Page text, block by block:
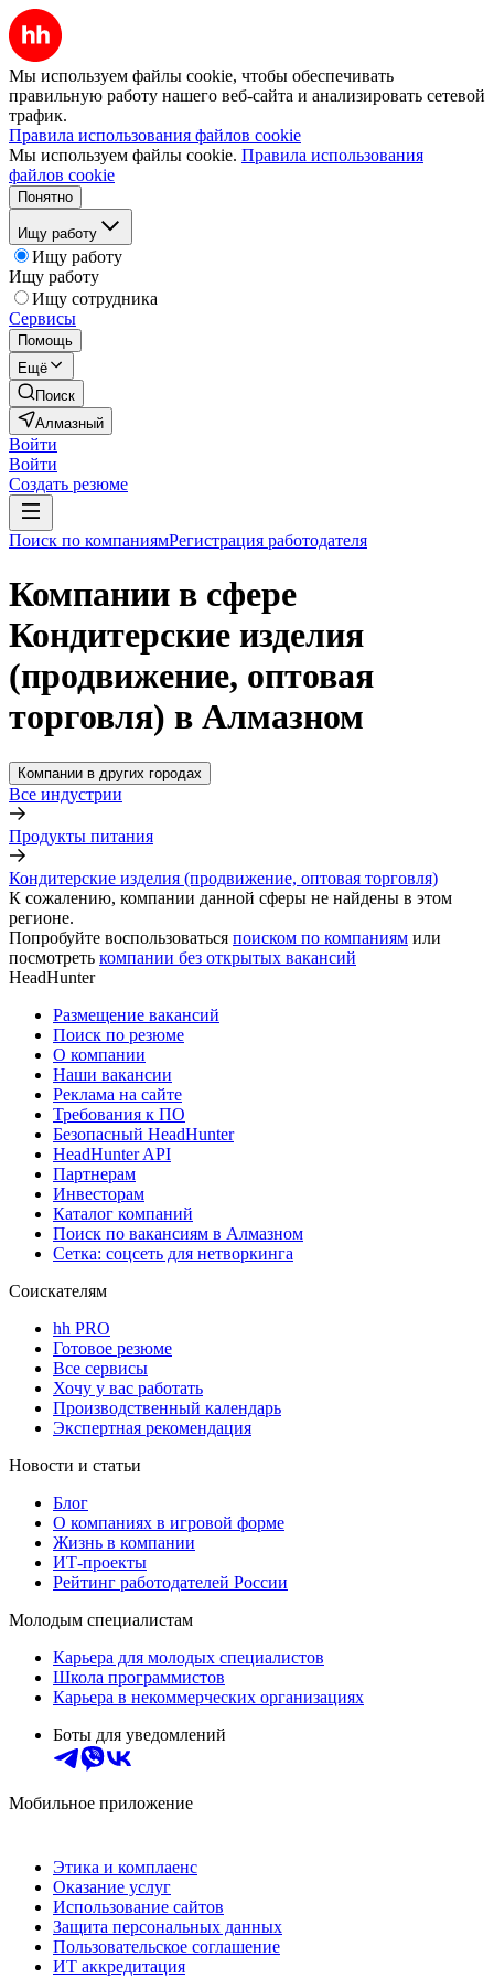
Мы используем файлы cookie, чтобы обеспечивать
правильную работу нашего веб-сайта и анализировать сетевой
трафик.
Правила использования файлов cookie
Мы используем файлы cookie. Правила использования
файлов cookie
Понятно
Ищу работу
Ищу работу
Ищу работу
Ищу сотрудника
Сервисы
Помощь
Ещё
Поиск
Алмазный
Войти
Войти
Создать резюме
Поиск по компаниямРегистрация работодателя
Компании в сфере
Кондитерские изделия
(продвижение, оптовая
торговля) в Алмазном
Компании в других городах
Все индустрии
Продукты питания
Кондитерские изделия (продвижение, оптовая торговля)
К сожалению, компании данной сферы не найдены в этом
регионе.
Попробуйте воспользоваться поиском по компаниям или
посмотреть компании без открытых вакансий
HeadHunter
Размещение вакансий
Поиск по резюме
О компании
Наши вакансии
Реклама на сайте
Требования к ПО
Безопасный HeadHunter
HeadHunter API
Партнерам
Инвесторам
Каталог компаний
Поиск по вакансиям в Алмазном
Сетка: соцсеть для нетворкинга
Соискателям
hh PRO
Готовое резюме
Все сервисы
Хочу у вас работать
Производственный календарь
Экспертная рекомендация
Новости и статьи
Блог
О компаниях в игровой форме
Жизнь в компании
ИТ-проекты
Рейтинг работодателей России
Молодым специалистам
Карьера для молодых специалистов
Школа программистов
Карьера в некоммерческих организациях
Боты для уведомлений
Мобильное приложение
Этика и комплаенс
Оказание услуг
Использование сайтов
Защита персональных данных
Пользовательское соглашение
ИТ аккредитация